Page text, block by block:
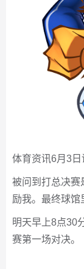
体育资讯6月3日
被问到打总决赛
励我。最终球馆
明天早上8点30
赛第一场对决。